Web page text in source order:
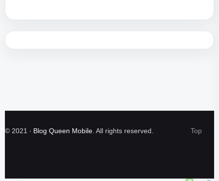
© 2021 ‧ Blog Queen Mobile. All rights reserved.